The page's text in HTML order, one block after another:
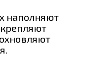
наполняют